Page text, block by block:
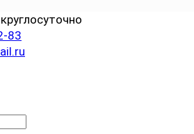
83